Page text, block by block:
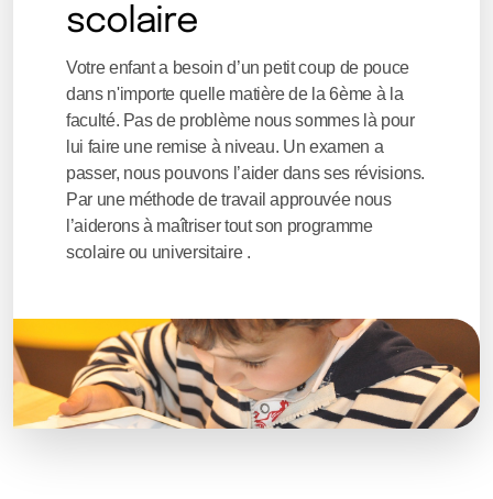
scolaire
Votre enfant a besoin d’un petit coup de pouce
dans n'importe quelle matière de la 6ème à la
faculté. Pas de problème nous sommes là pour
lui faire une remise à niveau. Un examen a
passer, nous pouvons l’aider dans ses révisions.
Par une méthode de travail approuvée nous
l’aiderons à maîtriser tout son programme
scolaire ou universitaire .